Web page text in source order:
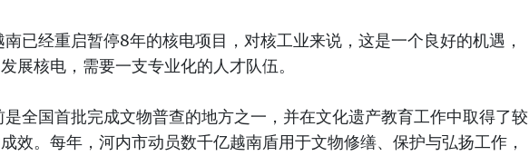
南已经重启暂停8年的核电项目，对核工业来说，这是一个良好的机遇，
展核电，需要一支专业化的人才队伍。
是全国首批完成文物普查的地方之一，并在文化遗产教育工作中取得了较
效。每年，河内市动员数千亿越南盾用于文物修缮、保护与弘扬工作，